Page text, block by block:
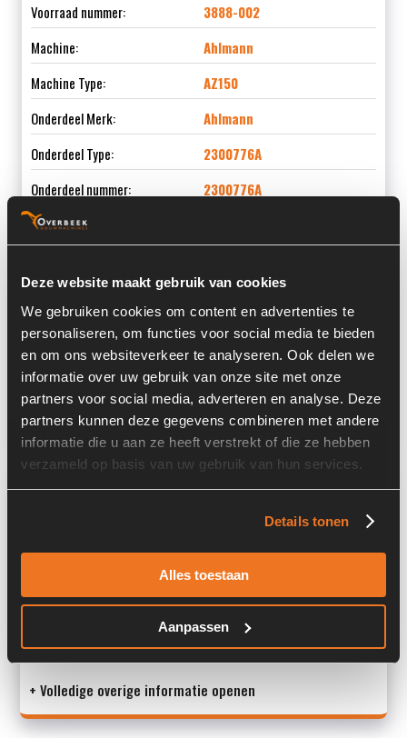
Deze website maakt gebruik van cookies
We gebruiken cookies om content en advertenties te
personaliseren, om functies voor social media te bieden
en om ons websiteverkeer te analyseren. Ook delen we
informatie over uw gebruik van onze site met onze
partners voor social media, adverteren en analyse. Deze
partners kunnen deze gegevens combineren met andere
informatie die u aan ze heeft verstrekt of die ze hebben
verzameld op basis van uw gebruik van hun services.
Details tonen
Alles toestaan
Aanpassen
Voorraad nummer:
3888-002
Machine:
Ahlmann
Machine Type:
AZ150
Onderdeel Merk:
Ahlmann
Onderdeel Type:
2300776A
Onderdeel nummer:
2300776A
Informatie
Locatie:
4C2L
Past op de volgende machines:
Ahlmann AZ 150
Land:
Nederland
S/N: -
Ma
+ Volledige overige informatie openen